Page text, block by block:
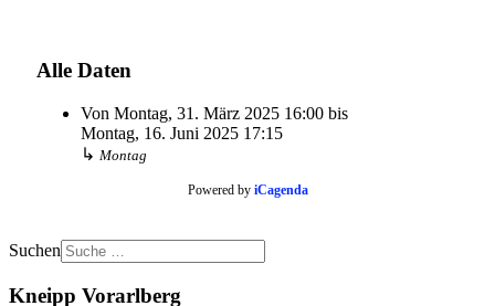
Alle Daten
Von Montag, 31. März 2025 16:00 bis
Montag, 16. Juni 2025 17:15
↳ Montag
Powered by iCagenda
Suchen
Kneipp Vorarlberg